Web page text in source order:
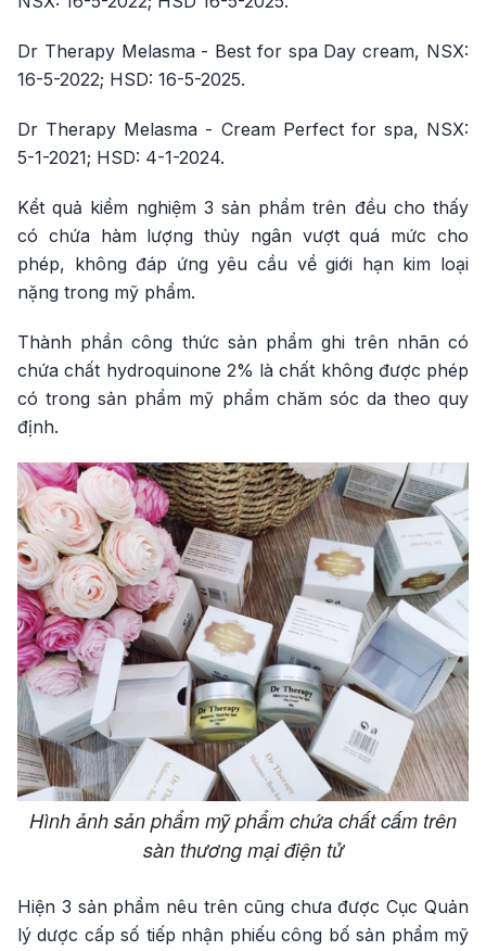
Dr Therapy Melasma - Best for spa Day cream, NSX:
16-5-2022; HSD: 16-5-2025.
Dr Therapy Melasma - Cream Perfect for spa, NSX:
5-1-2021; HSD: 4-1-2024.
Kểt quả kiểm nghiệm 3 sản phẩm trên đều cho thấy
có chứa hàm lượng thủy ngân vượt quá mức cho
phép, không đáp ứng yêu cầu về giới hạn kim loại
nặng trong mỹ phẩm.
Thành phần công thức sản phẩm ghi trên nhãn có
chứa chất hydroquinone 2% là chất không được phép
có trong sản phẩm mỹ phẩm chăm sóc da theo quy
định.
Hình ảnh sản phẩm mỹ phẩm chứa chất cấm trên
sàn thương mại điện tử
Hiện 3 sản phẩm nêu trên cũng chưa được Cục Quản
lý dược cấp số tiếp nhận phiếu công bố sản phẩm mỹ